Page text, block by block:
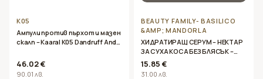
K05
Ампули против пърхот и мазен
скалп – Kaaral K05 Dandruff And
46.02 €
90.01 лв.
BEAUTY FAMILY- BASILICO
&AMP; MANDORLA
ХИДРАТИРАЩ СЕРУМ – НЕКТАР
ЗА СУХА КОСА БЕЗ БЛЯСЪК –
NOOK-BEAUTY FAMILY -BASILICO
& MANDORLA- 150ml
15.85 €
31.00 лв.